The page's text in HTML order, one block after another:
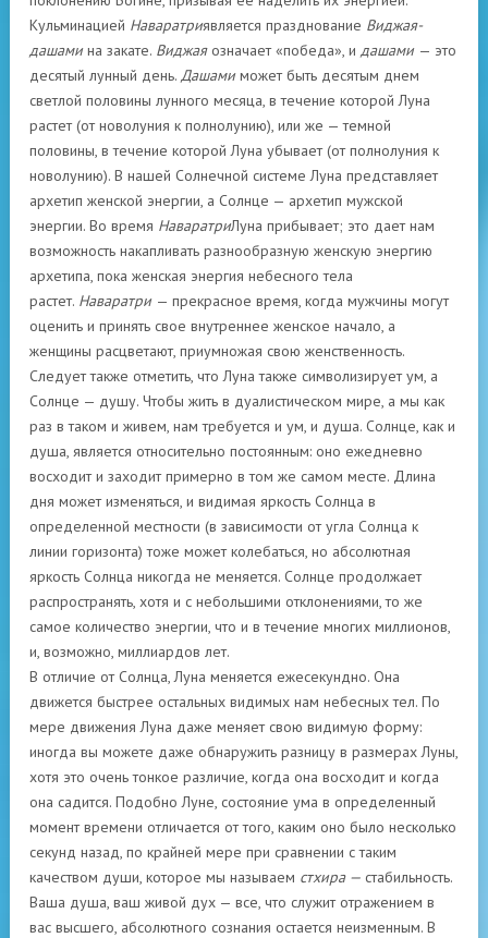
Кульминацией Наваратриявляется празднование Виджая-
дашамина закате. Виджаяозначает «победа», и дашами — это
десятый лунный день. Дашамиможет быть десятым днем
светлой половины лунного месяца, в течение которой Луна
растет (от новолуния к полнолунию), или же — темной
половины, в течение которой Луна убывает (от полнолуния к
новолунию). В нашей Солнечной системе Луна представляет
архетип женской энергии, а Солнце — архетип мужской
энергии. Во время НаваратриЛуна прибывает; это дает нам
возможность накапливать разнообразную женскую энергию
архетипа, пока женская энергия небесного тела
растет. Наваратри — прекрасное время, когда мужчины могут
оценить и принять свое внутреннее женское начало, а
женщины расцветают, приумножая свою женственность.
Следует также отметить, что Луна также символизирует ум, а
Солнце — душу. Чтобы жить в дуалистическом мире, а мы как
раз в таком и живем, нам требуется и ум, и душа. Солнце, как и
душа, является относительно постоянным: оно ежедневно
восходит и заходит примерно в том же самом месте. Длина
дня может изменяться, и видимая яркость Солнца в
определенной местности (в зависимости от угла Солнца к
линии горизонта) тоже может колебаться, но абсолютная
яркость Солнца никогда не меняется. Солнце продолжает
распространять, хотя и с небольшими отклонениями, то же
самое количество энергии, что и в течение многих миллионов,
и, возможно, миллиардов лет.
В отличие от Солнца, Луна меняется ежесекундно. Она
движется быстрее остальных видимых нам небесных тел. По
мере движения Луна даже меняет свою видимую форму:
иногда вы можете даже обнаружить разницу в размерах Луны,
хотя это очень тонкое различие, когда она восходит и когда
она садится. Подобно Луне, состояние ума в определенный
момент времени отличается от того, каким оно было несколько
секунд назад, по крайней мере при сравнении с таким
качеством души, которое мы называем стхира — стабильность.
Ваша душа, ваш живой дух — все, что служит отражением в
вас высшего, абсолютного сознания остается неизменным. В